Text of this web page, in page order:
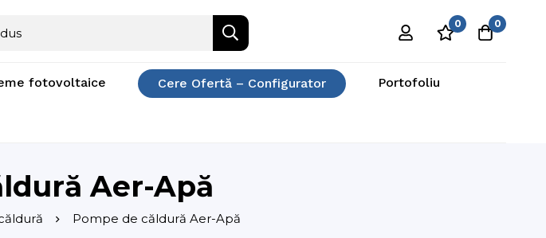
0 0
fotovoltaice Cere Ofertă – Configurator Portofoliu
Aer-Apă
Pompe de căldură Aer-Apă